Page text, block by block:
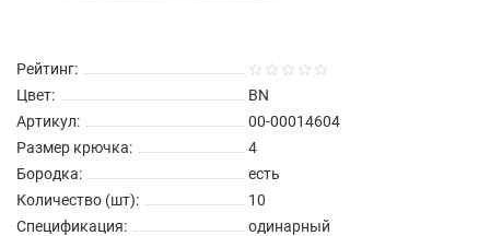
Рейтинг:
Цвет:
BN
Артикул:
00-00014604
Размер крючка:
4
Бородка:
есть
Количество (шт):
10
Спецификация:
одинарный